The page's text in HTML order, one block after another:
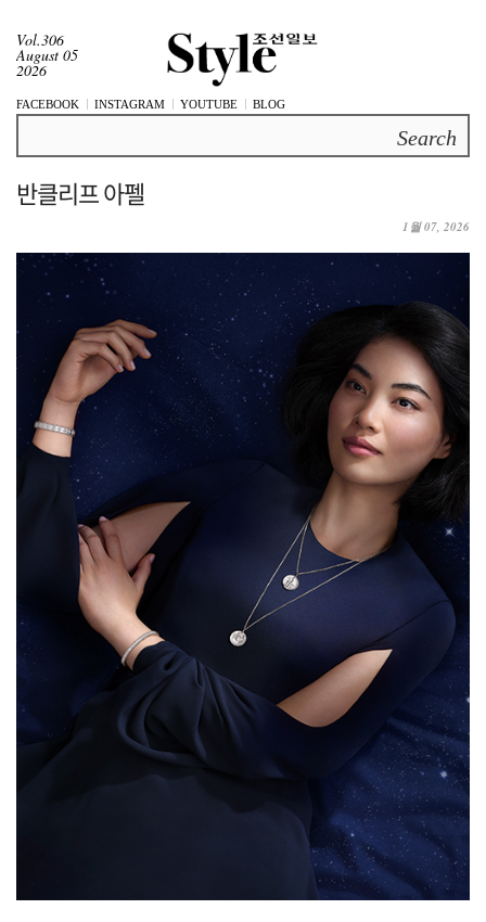
Vol.306
August 05
2026
FACEBOOK INSTAGRAM YOUTUBE BLOG
반클리프 아펠
1월 07, 2026